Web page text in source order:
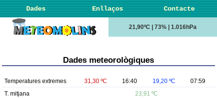
Dades Enllaços Contacte
21,90ºC | 73% | 1.016hPa
Dades meteorològiques
Temperatures extremes 31,30 ºC 16:40 19,20 ºC
07:59
T. mitjana
23,91 ºC